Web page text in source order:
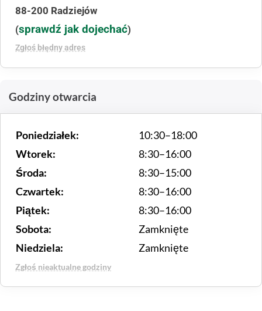
88-200 Radziejów
(sprawdź jak dojechać)
Zgłoś błędny adres
Godziny otwarcia
Poniedziałek:
10:30–18:00
Wtorek:
8:30–16:00
Środa:
8:30–15:00
Czwartek:
8:30–16:00
Piątek:
8:30–16:00
Sobota:
Zamknięte
Niedziela:
Zamknięte
Zgłoś nieaktualne godziny